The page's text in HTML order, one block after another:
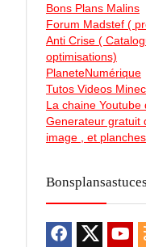
Bons Plans Malins
Forum Madstef (
Anti Crise (
optimisations)
PlaneteNumérique
Tutos Videos
La chaine Youtube
Generateur gratuit
image , et